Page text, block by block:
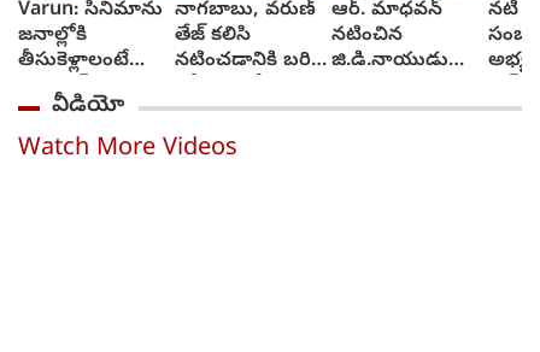
Varun: సినిమాను
జనాల్లోకి
తీసుకెళ్లాలంటే
ప్రమోషన్స్
వినూత్నంగా
చేయాలి : వరుణ్
తేజ్
నాగబాబు, వరుణ్
తేజ్ కలిసి
నటించడానికి బరి
ఆర్‌. మాధవన్‌
నటించిన
జి.డి.నాయుడు
నటి
వీడియో
Watch More Videos